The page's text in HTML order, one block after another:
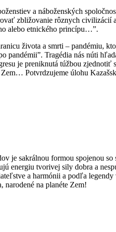
a náboženských
zbližovanie rôznych
alebo etnického princípu…”.
života a smrti – pandémiu,
Tragédia nás núti
je preniknutá túžbou
Potvrdzujeme úlohu
je sakrálnou formou spojenou
energiu tvorivej sily dobra a
a harmónii a podľa
na planéte Zem!